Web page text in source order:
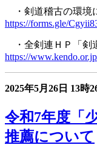
・剣道稽古の環境
https://forms.gle/
・全剣連ＨＰ「剣
https://
2025年5月26日 13時
令和7年度「
推薦について